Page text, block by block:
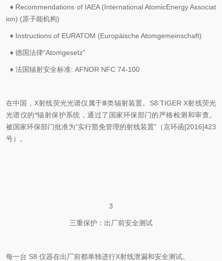
♦ Recommendations of IAEA (International AtomicEnergy Associat
ion) (原子能机构)
♦ Instructions of EURATOM (Europäische Atomgemeinschaft)
♦ 德国法律“Atomgesetz”
♦ 法国辐射安全标准: AFNOR NFC 74-100
在中国，X射线荧光光谱仪属于Ⅲ类辐射装置。S8 TIGER X射线荧光
光谱仪的*辐射保护系统，通过了国家环保部门的严格检测和审查。
被国家环保部门批准为“实行豁免管理的射线装置”（京环函[2016]423
号）。
3
三重保护：出厂前安全测试
每一台 S8 仪器在出厂前都单独进行X射线泄漏和安全测试。